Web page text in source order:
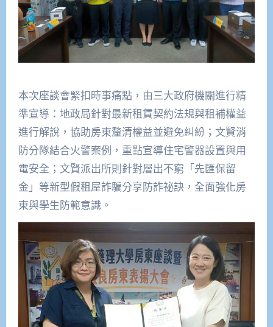
本次座談會緊扣時事痛點，由三大政府機關進行精
準宣導：地政局針對最新租賃契約法規與租補權益
進行解說，協助房東釐清權益並避免糾紛；文賢消
防分隊結合火警案例，重點宣導住宅警器設置與用
電安全；文賢派出所則針對層出不窮「先匯保留
金」等新型假租屋詐騙分享防詐祕訣，全面強化房
東與學生防範意識。